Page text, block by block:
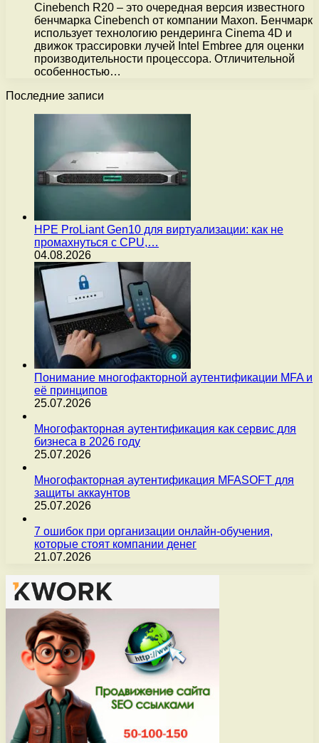
Cinebench R20 – это очередная версия известного
бенчмарка Cinebench от компании Maxon. Бенчмарк
использует технологию рендеринга Cinema 4D и
движок трассировки лучей Intel Embree для оценки
производительности процессора. Отличительной
особенностью…
Последние записи
HPE ProLiant Gen10 для виртуализации: как не
промахнуться с CPU,…
04.08.2026
Понимание многофакторной аутентификации MFA и
её принципов
25.07.2026
Многофакторная аутентификация как сервис для
бизнеса в 2026 году
25.07.2026
Многофакторная аутентификация MFASOFT для
защиты аккаунтов
25.07.2026
7 ошибок при организации онлайн-обучения,
которые стоят компании денег
21.07.2026